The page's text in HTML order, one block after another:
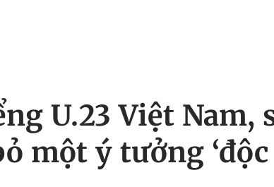
U.23 Việt Nam,
một ý tưởng ‘độc